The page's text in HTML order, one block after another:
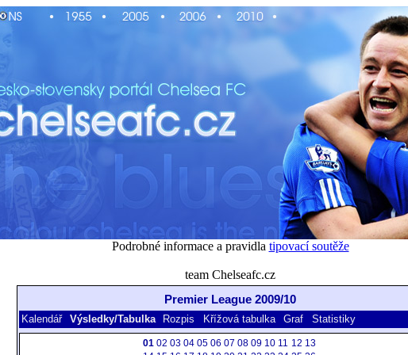
Podrobné informace a pravidla tipovací soutěže
team Chelseafc.cz
Premier League 2009/10
Kalendář Výsledky/Tabulka Rozpis Křížová tabulka Graf Statistiky
01 02 03 04 05 06 07 08 09 10 11 12 13